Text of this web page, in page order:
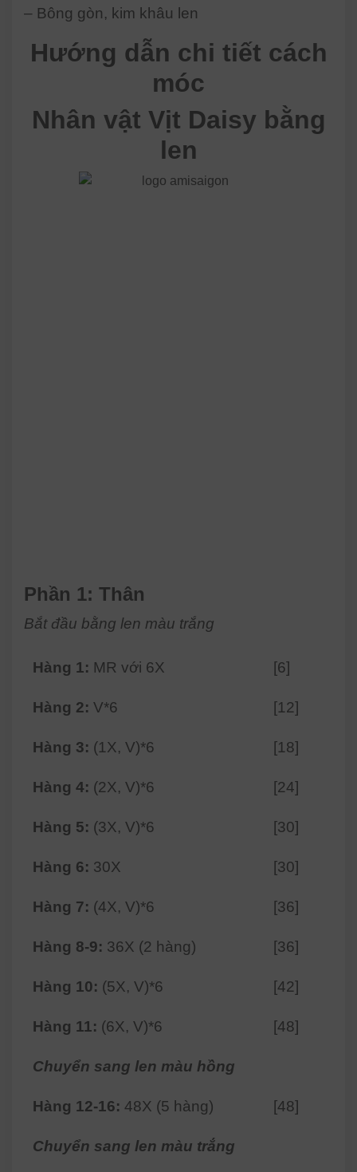
– Bông gòn, kim khâu len
Hướng dẫn chi tiết cách
móc
Nhân vật Vịt Daisy bằng
len
Phần 1: Thân
Bắt đầu bằng len màu trắng
Hàng 1: MR với 6X [6]
Hàng 2: V*6 [12]
Hàng 3: (1X, V)*6 [18]
Hàng 4: (2X, V)*6 [24]
Hàng 5: (3X, V)*6 [30]
Hàng 6: 30X [30]
Hàng 7: (4X, V)*6 [36]
Hàng 8-9: 36X (2 hàng) [36]
Hàng 10: (5X, V)*6 [42]
Hàng 11: (6X, V)*6 [48]
Chuyển sang len màu hồng
Hàng 12-16: 48X (5 hàng) [48]
Chuyển sang len màu trắng